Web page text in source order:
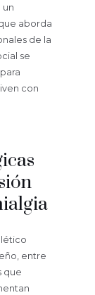
un
aborda
de la
se
con
entre
que